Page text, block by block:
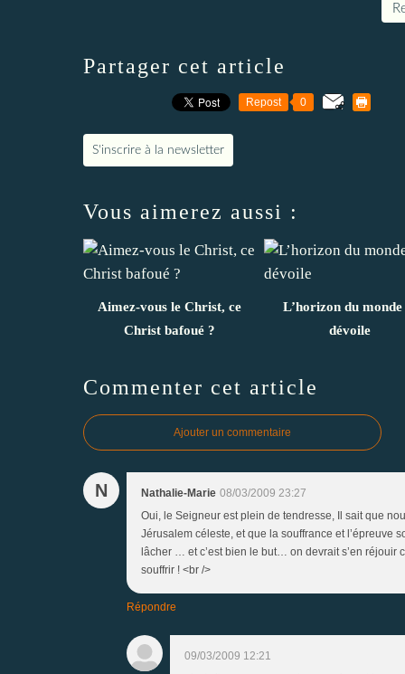
Partager cet article
Repost 0
S'inscrire à la newsletter
Vous aimerez aussi :
Aimez-vous le Christ, ce
Christ bafoué ?
L’horizon du monde
dévoile
Commenter cet article
Ajouter un commentaire
N Nathalie-Marie 08/03/2009 23:27
Oui, le Seigneur est plein de tendresse, Il sait que
Jérusalem céleste, et que la souffrance et l’épreuve
lâcher … et c’est bien le but… on devrait s’en réjouir
souffrir ! <br />
Répondre
09/03/2009 12:21